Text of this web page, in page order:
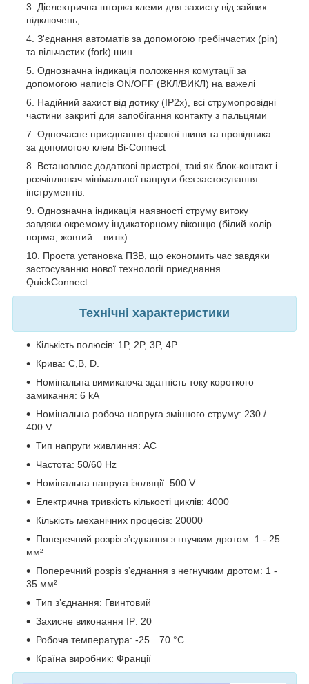
Діелектрична шторка клеми для захисту від зайвих
підключень;
З'єднання автоматів за допомогою гребінчастих (pin)
та вільчастих (fork) шин.
Однозначна індикація положення комутації за
допомогою написів ON/OFF (ВКЛ/ВИКЛ) на важелі
Надійний захист від дотику (IP2х), всі струмопровідні
частини закриті для запобігання контакту з пальцями
Одночасне приєднання фазної шини та провідника
за допомогою клем Bi-Connect
Встановлює додаткові пристрої, такі як блок-контакт і
розчіплювач мінімальної напруги без застосування
інструментів.
Однозначна індикація наявності струму витоку
завдяки окремому індикаторному віконцю (білий колір –
норма, жовтий – витік)
Проста установка ПЗВ, що економить час завдяки
застосуванню нової технології приєднання
QuickConnect
Технічні характеристики
Кількість полюсів: 1P, 2P, 3P, 4P.
Крива: C,В, D.
Номінальна вимикаюча здатність току короткого
замикання: 6 kA
Номінальна робоча напруга змінного струму: 230 /
400 V
Тип напруги живлиння: AC
Частота: 50/60 Hz
Номінальна напруга ізоляції: 500 V
Електрична тривкість кількості циклів: 4000
Кількість механічних процесів: 20000
Поперечний розріз з’єднання з гнучким дротом: 1 - 25
мм²
Поперечний розріз з’єднання з негнучким дротом: 1 -
35 мм²
Тип з’єднання: Гвинтовий
Захисне виконання ІР: 20
Робоча температура: -25…70 °C
Країна виробник: Франції